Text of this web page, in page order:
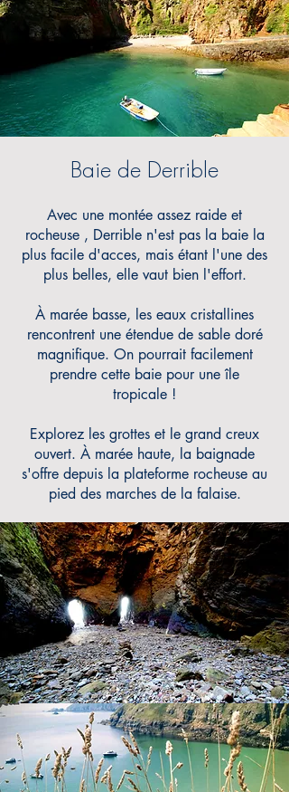
Baie de Derrible
Avec une montée assez raide et
rocheuse , Derrible n'est pas la baie la
plus facile d'acces, mais étant l'une des
plus belles, elle vaut bien l'effort.
À marée basse, les eaux cristallines
rencontrent une étendue de sable doré
magnifique. On pourrait facilement
prendre cette baie pour une île
tropicale !
Explorez les grottes et le grand creux
ouvert. À marée haute, la baignade
s'offre depuis la plateforme rocheuse au
pied des marches de la falaise.